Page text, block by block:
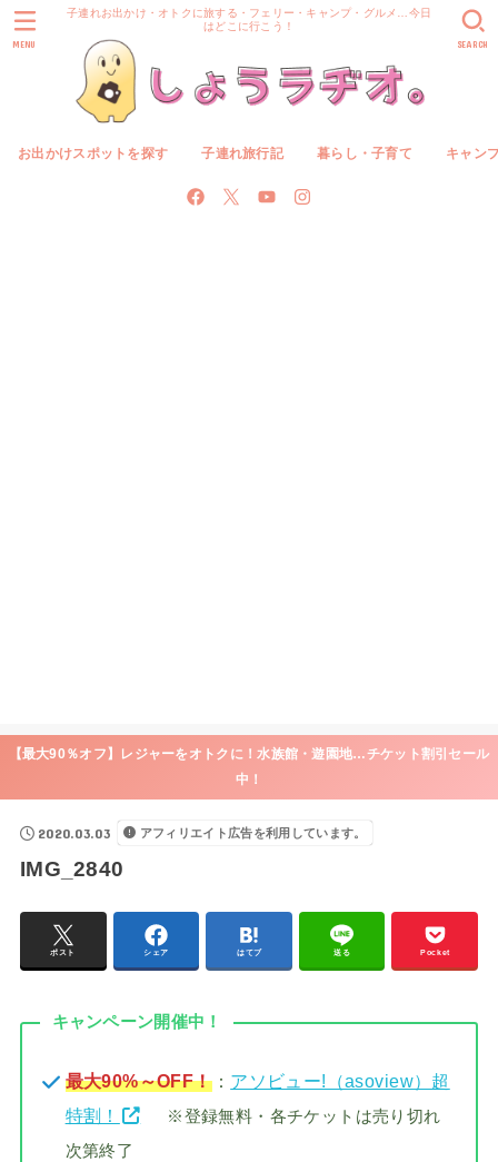
子連れお出かけ・オトクに旅する・フェリー・キャンプ・グルメ…今日
はどこに行こう！
お出かけスポットを探す 子連れ旅行記 暮らし・子育て キャン
SEARCH
MENU
【最大90％オフ】レジャーをオトクに！水族館・遊園地…チケット割引セール
中！
2020.03.03 アフィリエイト広告を利用しています。
IMG_2840
ポスト シェア はてブ 送る Pocket
キャンペーン開催中！
最大90%～OFF！： アソビュー!（asoview）超
特割！
※登録無料・各チケットは売り切れ
次第終了